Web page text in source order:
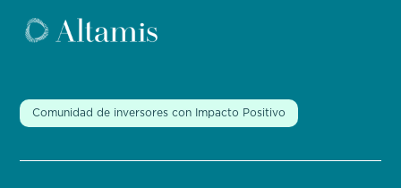
Comunidad de inversores con Impacto Positivo